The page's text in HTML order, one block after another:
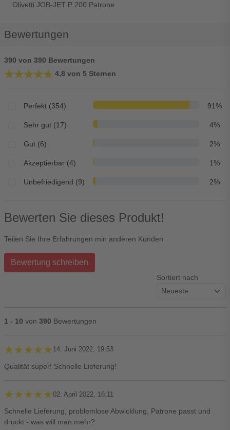
Olivetti JOB-JET P 200 Patrone
Bewertungen
390 von 390 Bewertungen
★★★★★
★★★★★ 4,8 von 5 Sternen
Perfekt (354) 91%
Sehr gut (17) 4%
Gut (6) 2%
Akzeptierbar (4) 1%
Unbefriedigend (9) 2%
Bewerten Sie dieses Produkt!
Teilen Sie Ihre Erfahrungen min anderen Kunden
Bewertung schreiben
Sortiert nach
1 - 10 von 390 Bewertungen
★★★★★
★★★★★ 14. Juni 2022, 19:53
Qualität super! Schnelle Lieferung!
★★★★★
★★★★★02. April 2022, 16:11
Schnelle Lieferung, problemlose Abwicklung, Patrone passt und
druckt - was will man mehr?